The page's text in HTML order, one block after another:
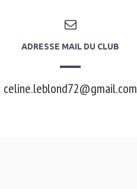
ADRESSE MAIL DU CLUB
celine.leblond72@gmail.com